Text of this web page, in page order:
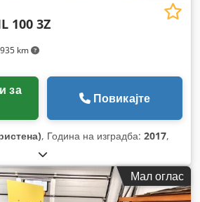
935 km
100 3Z
Повикајте
, Година на изградба: 2017,
Мал оглас